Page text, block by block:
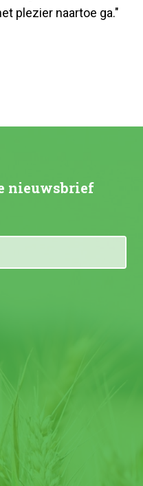
plezier naartoe ga."
nieuwsbrief